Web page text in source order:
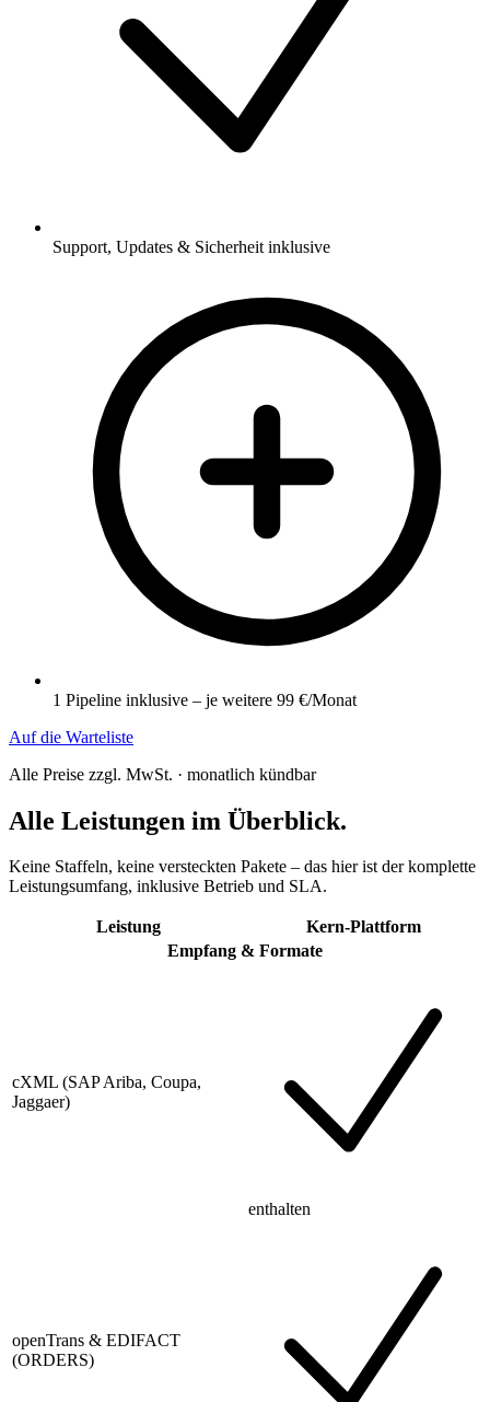
Support, Updates & Sicherheit inklusive
1 Pipeline inklusive – je weitere 99 €/Monat
Auf die Warteliste
Alle Preise zzgl. MwSt. · monatlich kündbar
Alle Leistungen im Überblick.
Keine Staffeln, keine versteckten Pakete – das hier ist der komplette
Leistungsumfang, inklusive Betrieb und SLA.
Leistung
Kern-Plattform
Empfang & Formate
cXML (SAP Ariba, Coupa,
Jaggaer)
enthalten
openTrans & EDIFACT
(ORDERS)